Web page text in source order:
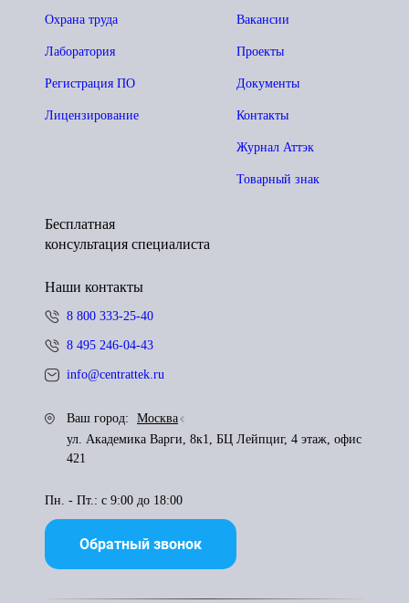
Вакансии
Проекты
Документы
Контакты
Журнал Аттэк
Товарный знак
Охрана труда
Лаборатория
Регистрация ПО
Лицензирование
Бесплатная
консультация специалиста
Наши контакты
8 800 333-25-40
8 495 246-04-43
info@centrattek.ru
Ваш город:
Москва
ул. Академика Варги, 8к1, БЦ Лейпциг, 4 этаж, офис
421
Пн. - Пт.: с 9:00 до 18:00
Обратный звонок